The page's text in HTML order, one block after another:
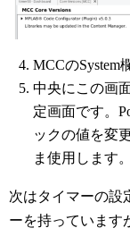
MCCの
中央にこの画
定画面です。
ックの値を変
ま使用します
次はタイマーの設
ーを持っています